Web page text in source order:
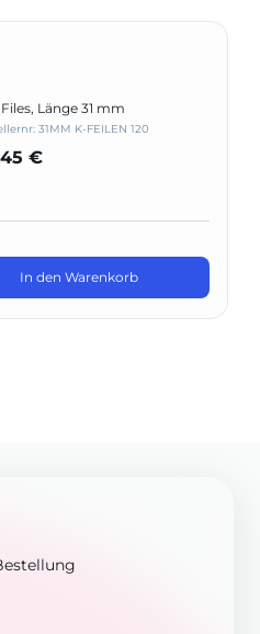
Länge 31 mm
31MM K-FEILEN 120
€
In den Warenkorb